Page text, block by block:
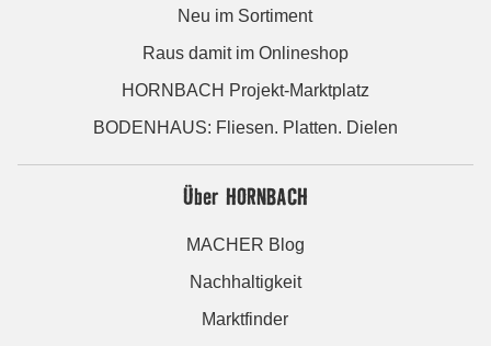
Neu im Sortiment
Raus damit im Onlineshop
HORNBACH Projekt-Marktplatz
BODENHAUS: Fliesen. Platten. Dielen
Über HORNBACH
MACHER Blog
Nachhaltigkeit
Marktfinder